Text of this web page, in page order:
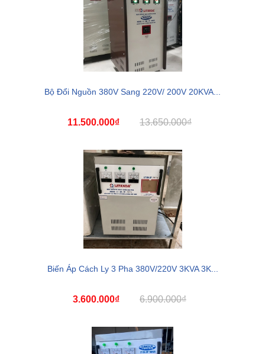
Bộ Đổi Nguồn 380V Sang 220V/ 200V 20KVA...
11.500.000₫ 13.650.000₫
Biến Áp Cách Ly 3 Pha 380V/220V 3KVA 3K...
3.600.000₫ 6.900.000₫